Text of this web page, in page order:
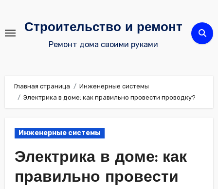
содержимому
Строительство и ремонт
Ремонт дома своими руками
Главная страница
Инженерные системы
Электрика в доме: как правильно провести проводку?
Инженерные системы
Электрика в доме: как
правильно провести